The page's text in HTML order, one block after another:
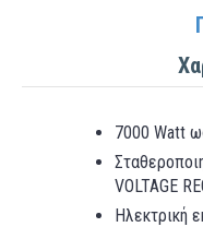
7000 Watt
VOLTAGE
Ηλεκτρική